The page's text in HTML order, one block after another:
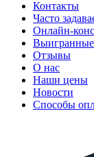
Контакты
Часто
Онлайн-
Выигранные
Отзывы
О нас
Наши цены
Новости
Способы